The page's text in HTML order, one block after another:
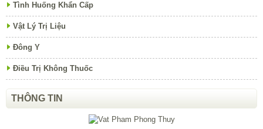
Tình Huống Khẩn Cấp
Vật Lý Trị Liệu
Đông Y
Điều Trị Không Thuốc
THÔNG TIN